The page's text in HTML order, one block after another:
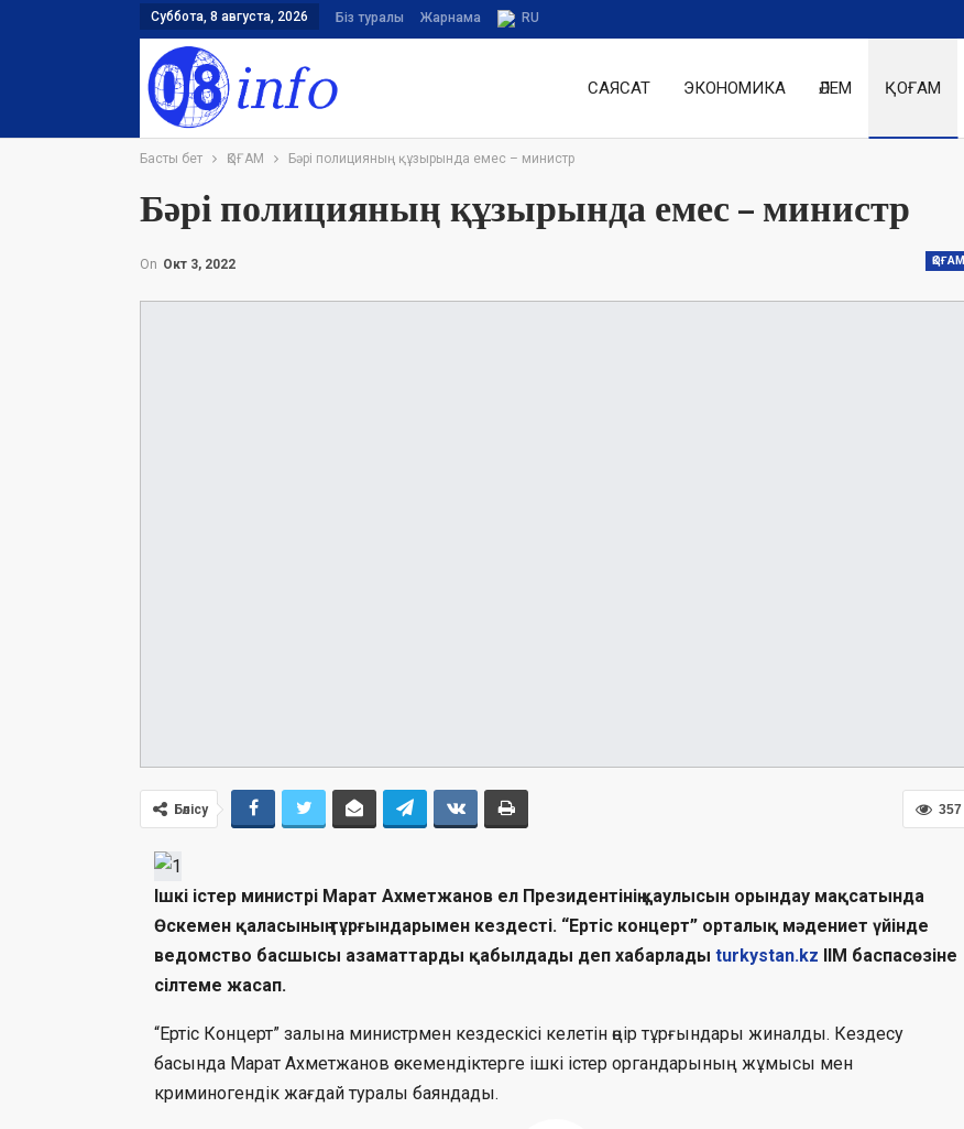
Суббота, 8 августа, 2026 Біз туралы Жарнама RU
САЯСАТ ЭКОНОМИКА ӘЛЕМ ҚОҒАМ
Басты бет ҚОҒАМ Бәрі полицияның құзырында емес – министр
Бәрі полицияның құзырында емес – министр
ҚОҒАМ
On Окт 3, 2022
357
Бөлісу
Ішкі істер министрі Марат Ахметжанов ел Президентінің қаулысын орындау мақсатында
Өскемен қаласының тұрғындарымен кездесті. “Ертіс концерт” орталық мәдениет үйінде
ведомство басшысы азаматтарды қабылдады деп хабарлады turkystan.kz ІІМ баспасөзіне
сілтеме жасап.
“Ертіс Концерт” залына министрмен кездескісі келетін өңір тұрғындары жиналды. Кездесу
басында Марат Ахметжанов өскемендіктерге ішкі істер органдарының жұмысы мен
криминогендік жағдай туралы баяндады.